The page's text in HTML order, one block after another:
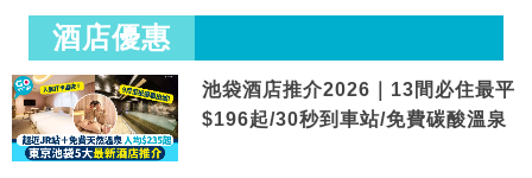
酒店優惠
池袋酒店推介2026｜13間必住最平
$196起/30秒到車站/免費碳酸溫泉